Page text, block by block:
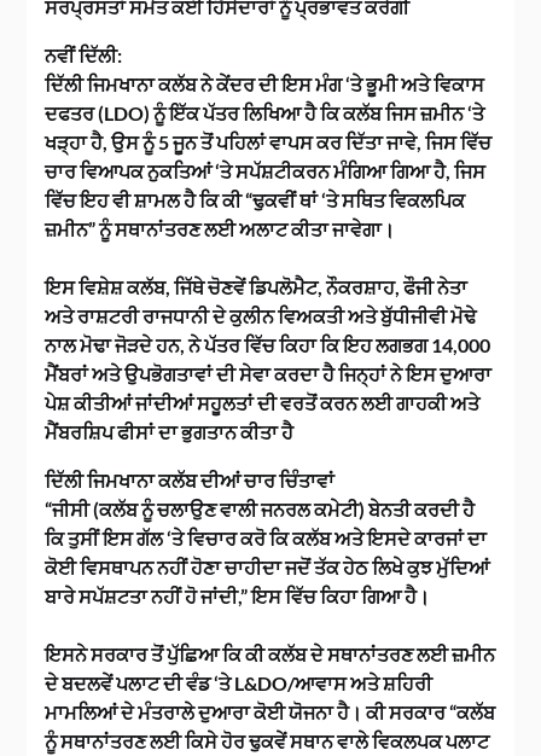
ਸਰਪ੍ਰਸਤਾਂ ਸਮੇਤ ਕਈ ਹਿੱਸੇਦਾਰਾਂ ਨੂੰ ਪ੍ਰਭਾਵਤ ਕਰੇਗੀ
ਨਵੀਂ ਦਿੱਲੀ:
ਦਿੱਲੀ ਜਿਮਖਾਨਾ ਕਲੱਬ ਨੇ ਕੇਂਦਰ ਦੀ ਇਸ ਮੰਗ ‘ਤੇ ਭੂਮੀ ਅਤੇ ਵਿਕਾਸ
ਦਫਤਰ (LDO) ਨੂੰ ਇੱਕ ਪੱਤਰ ਲਿਖਿਆ ਹੈ ਕਿ ਕਲੱਬ ਜਿਸ ਜ਼ਮੀਨ ‘ਤੇ
ਖੜ੍ਹਾ ਹੈ, ਉਸ ਨੂੰ 5 ਜੂਨ ਤੋਂ ਪਹਿਲਾਂ ਵਾਪਸ ਕਰ ਦਿੱਤਾ ਜਾਵੇ, ਜਿਸ ਵਿੱਚ
ਚਾਰ ਵਿਆਪਕ ਨੁਕਤਿਆਂ ‘ਤੇ ਸਪੱਸ਼ਟੀਕਰਨ ਮੰਗਿਆ ਗਿਆ ਹੈ, ਜਿਸ
ਵਿੱਚ ਇਹ ਵੀ ਸ਼ਾਮਲ ਹੈ ਕਿ ਕੀ “ਢੁਕਵੀਂ ਥਾਂ ‘ਤੇ ਸਥਿਤ ਵਿਕਲਪਿਕ
ਜ਼ਮੀਨ” ਨੂੰ ਸਥਾਨਾਂਤਰਣ ਲਈ ਅਲਾਟ ਕੀਤਾ ਜਾਵੇਗਾ।
ਇਸ ਵਿਸ਼ੇਸ਼ ਕਲੱਬ, ਜਿੱਥੇ ਚੋਣਵੇਂ ਡਿਪਲੋਮੈਟ, ਨੌਕਰਸ਼ਾਹ, ਫੌਜੀ ਨੇਤਾ
ਅਤੇ ਰਾਸ਼ਟਰੀ ਰਾਜਧਾਨੀ ਦੇ ਕੁਲੀਨ ਵਿਅਕਤੀ ਅਤੇ ਬੁੱਧੀਜੀਵੀ ਮੋਢੇ
ਨਾਲ ਮੋਢਾ ਜੋੜਦੇ ਹਨ, ਨੇ ਪੱਤਰ ਵਿੱਚ ਕਿਹਾ ਕਿ ਇਹ ਲਗਭਗ 14,000
ਮੈਂਬਰਾਂ ਅਤੇ ਉਪਭੋਗਤਾਵਾਂ ਦੀ ਸੇਵਾ ਕਰਦਾ ਹੈ ਜਿਨ੍ਹਾਂ ਨੇ ਇਸ ਦੁਆਰਾ
ਪੇਸ਼ ਕੀਤੀਆਂ ਜਾਂਦੀਆਂ ਸਹੂਲਤਾਂ ਦੀ ਵਰਤੋਂ ਕਰਨ ਲਈ ਗਾਹਕੀ ਅਤੇ
ਮੈਂਬਰਸ਼ਿਪ ਫੀਸਾਂ ਦਾ ਭੁਗਤਾਨ ਕੀਤਾ ਹੈ
ਦਿੱਲੀ ਜਿਮਖਾਨਾ ਕਲੱਬ ਦੀਆਂ ਚਾਰ ਚਿੰਤਾਵਾਂ
“ਜੀਸੀ (ਕਲੱਬ ਨੂੰ ਚਲਾਉਣ ਵਾਲੀ ਜਨਰਲ ਕਮੇਟੀ) ਬੇਨਤੀ ਕਰਦੀ ਹੈ
ਕਿ ਤੁਸੀਂ ਇਸ ਗੱਲ ‘ਤੇ ਵਿਚਾਰ ਕਰੋ ਕਿ ਕਲੱਬ ਅਤੇ ਇਸਦੇ ਕਾਰਜਾਂ ਦਾ
ਕੋਈ ਵਿਸਥਾਪਨ ਨਹੀਂ ਹੋਣਾ ਚਾਹੀਦਾ ਜਦੋਂ ਤੱਕ ਹੇਠ ਲਿਖੇ ਕੁਝ ਮੁੱਦਿਆਂ
ਬਾਰੇ ਸਪੱਸ਼ਟਤਾ ਨਹੀਂ ਹੋ ਜਾਂਦੀ,” ਇਸ ਵਿੱਚ ਕਿਹਾ ਗਿਆ ਹੈ।
ਇਸਨੇ ਸਰਕਾਰ ਤੋਂ ਪੁੱਛਿਆ ਕਿ ਕੀ ਕਲੱਬ ਦੇ ਸਥਾਨਾਂਤਰਣ ਲਈ ਜ਼ਮੀਨ
ਦੇ ਬਦਲਵੇਂ ਪਲਾਟ ਦੀ ਵੰਡ ‘ਤੇ L&DO/ਆਵਾਸ ਅਤੇ ਸ਼ਹਿਰੀ
ਮਾਮਲਿਆਂ ਦੇ ਮੰਤਰਾਲੇ ਦੁਆਰਾ ਕੋਈ ਯੋਜਨਾ ਹੈ। ਕੀ ਸਰਕਾਰ “ਕਲੱਬ
ਨੂੰ ਸਥਾਨਾਂਤਰਣ ਲਈ ਕਿਸੇ ਹੋਰ ਢੁਕਵੇਂ ਸਥਾਨ ਵਾਲੇ ਵਿਕਲਪਕ ਪਲਾਟ